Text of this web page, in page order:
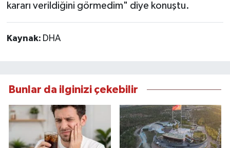
kararı verildiğini görmedim" diye konuştu.
Kaynak: DHA
Bunlar da ilginizi çekebilir